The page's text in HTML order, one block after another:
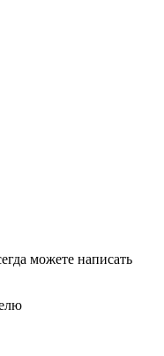
можете написать